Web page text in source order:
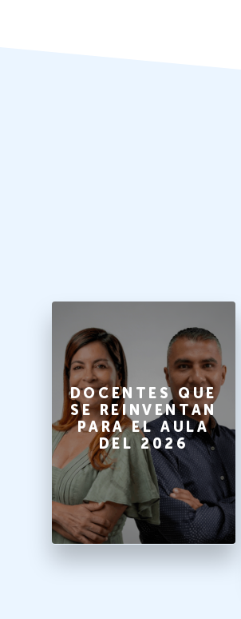
DOCENTES QUE
SE REINVENTAN
PARA EL AULA
DEL 2026